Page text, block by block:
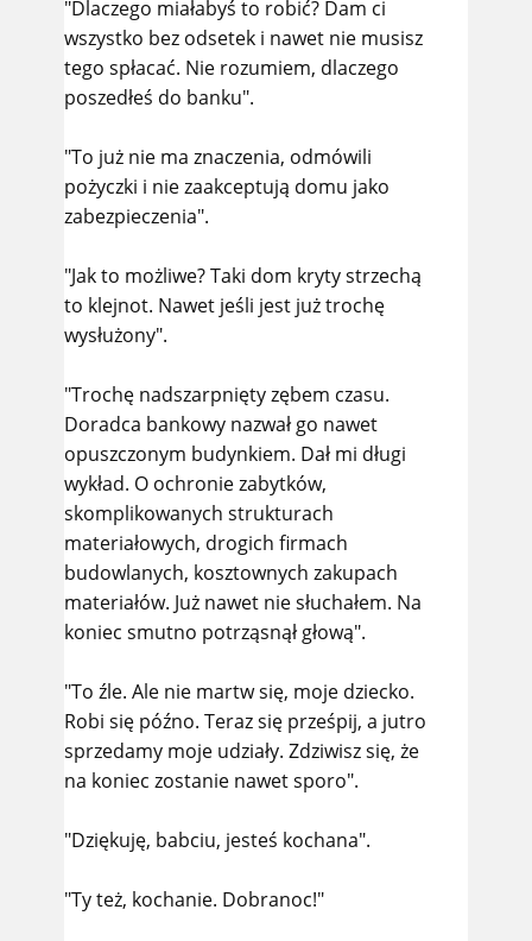
"Dlaczego miałabyś to robić? Dam ci
wszystko bez odsetek i nawet nie musisz
tego spłacać. Nie rozumiem, dlaczego
poszedłeś do banku".
"To już nie ma znaczenia, odmówili
pożyczki i nie zaakceptują domu jako
zabezpieczenia".
"Jak to możliwe? Taki dom kryty strzechą
to klejnot. Nawet jeśli jest już trochę
wysłużony".
"Trochę nadszarpnięty zębem czasu.
Doradca bankowy nazwał go nawet
opuszczonym budynkiem. Dał mi długi
wykład. O ochronie zabytków,
skomplikowanych strukturach
materiałowych, drogich firmach
budowlanych, kosztownych zakupach
materiałów. Już nawet nie słuchałem. Na
koniec smutno potrząsnął głową".
"To źle. Ale nie martw się, moje dziecko.
Robi się późno. Teraz się prześpij, a jutro
sprzedamy moje udziały. Zdziwisz się, że
na koniec zostanie nawet sporo".
"Dziękuję, babciu, jesteś kochana".
"Ty też, kochanie. Dobranoc!"